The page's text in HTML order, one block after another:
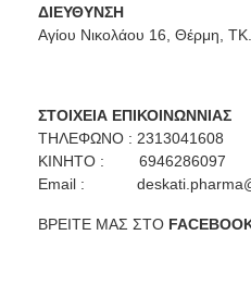
ΔΙΕΥΘΥΝΣΗ
Αγίου Νικολάου 16, Θέρμη,
ΣΤΟΙΧΕΙΑ ΕΠΙΚΟΙΝΩΝΝΙΑΣ
ΤΗΛΕΦΩΝΟ : 2313041608
ΚΙΝΗΤΟ : 6946286097
Email :
ΒΡΕΙΤΕ ΜΑΣ ΣΤΟ